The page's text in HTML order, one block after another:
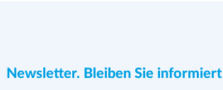
Newsletter. Bleiben Sie informiert